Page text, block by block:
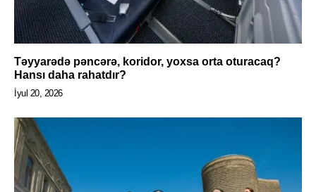
Təyyarədə pəncərə, koridor, yoxsa orta oturacaq?
Hansı daha rahatdır?
İyul 20, 2026